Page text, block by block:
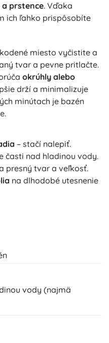
prstence. Vďaka
ich ľahko prispôsobíte
miesto vyčistite a
tvar a pevne pritlačte.
okrúhly alebo
drží a minimalizuje
minútach je bazén
– stačí nalepiť.
časti nad hladinou vody.
presný tvar a veľkosť.
na dlhodobé utesnenie
vody (najmä